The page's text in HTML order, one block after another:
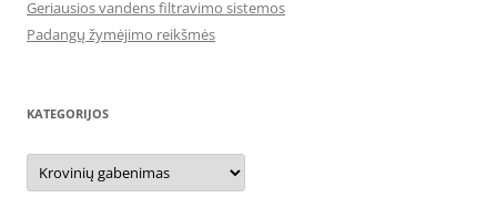
Geriausios vandens filtravimo sistemos
Padangų žymėjimo reikšmės
KATEGORIJOS
Kategorijos